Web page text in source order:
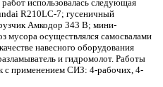
использовалась следующая
R210LC-7; гусеничный
Амкодор 343 В; мини-
мусора осуществлялся самосвалами
навесного оборудования
и гидромолот. Работы
с применением СИЗ: 4-рабочих, 4-